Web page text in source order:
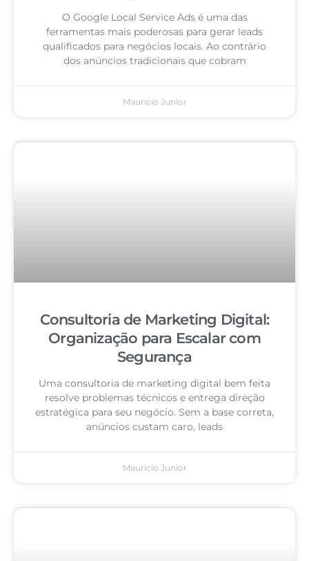
O Google Local Service Ads é uma das
ferramentas mais poderosas para gerar leads
qualificados para negócios locais. Ao contrário
dos anúncios tradicionais que cobram
Mauricio Junior
Consultoria de Marketing Digital:
Organização para Escalar com
Segurança
Uma consultoria de marketing digital bem feita
resolve problemas técnicos e entrega direção
estratégica para seu negócio. Sem a base correta,
anúncios custam caro, leads
Mauricio Junior